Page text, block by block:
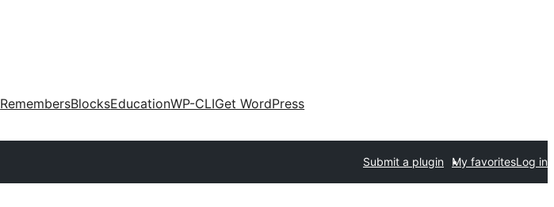
RemembersBlocksEducationWP-CLIGet WordPress
Submit a plugin My favoritesLog in